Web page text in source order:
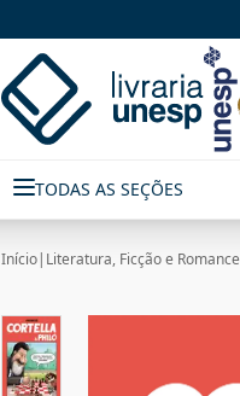
TODAS AS SEÇÕES
Início| Literatura, Ficção e Romance